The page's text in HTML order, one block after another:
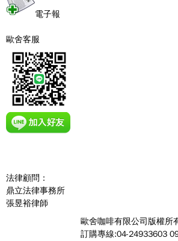
電子報
歐舍客服
法律顧問：
鼎立法律事務所
張昱裕律師
歐舍咖啡有限公司 版權所
訂購專線:04-24933603